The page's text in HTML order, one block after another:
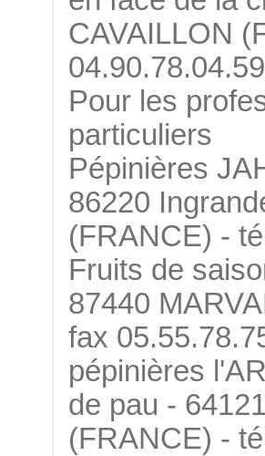
CAVAILLON
Pour les
particuliers
Pépinières
86220
(FRANCE) -
Fruits de
87440
fax
pépinières
de pau -
(FRANCE) -